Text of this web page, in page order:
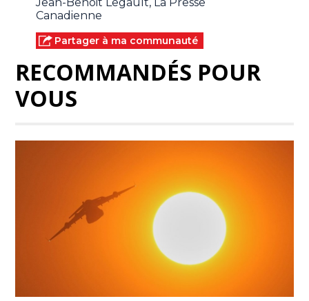
Canadienne
Partager à ma communauté
RECOMMANDÉS POUR
VOUS